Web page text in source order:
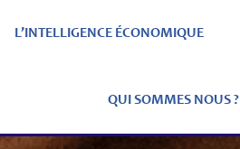
L’INTELLIGENCE ÉCONOMIQUE
QUI SOMMES NOUS ?